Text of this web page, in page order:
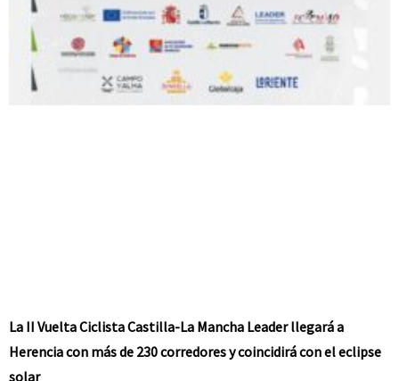
La II Vuelta Ciclista Castilla-La Mancha Leader llegará a
Herencia con más de 230 corredores y coincidirá con el eclipse
solar